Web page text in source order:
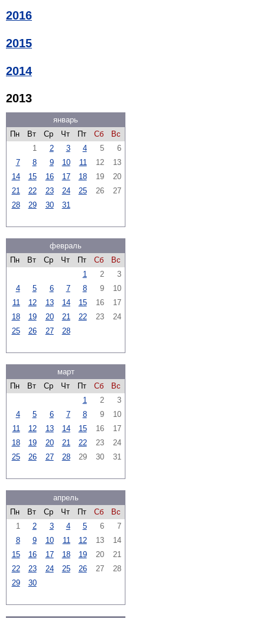
2016
2015
2014
2013
январь
Пн
Вт Ср Чт Пт Сб
Вс
1
2 3 4 5
6
7
8 9 10 11 12
13
14
15 16 17 18 19
20
21
22 23 24 25 26
27
28
29 30 31
февраль
Пн
Вт Ср Чт Пт Сб
Вс
1
2
3
4
5 6 7 8 9
10
11
12 13 14 15 16
17
18
19 20 21 22 23
24
25
26 27 28
март
Пн
Вт Ср Чт Пт Сб
Вс
1
2
3
4
5 6 7 8 9
10
11
12 13 14 15 16
17
18
19 20 21 22 23
24
25
26 27 28 29 30 31
апрель
Пн
Вт Ср Чт Пт Сб
Вс
1
2 3 4 5 6
7
8
9 10 11 12 13
14
15
16 17 18 19 20
21
22
23 24 25 26 27
28
29
30